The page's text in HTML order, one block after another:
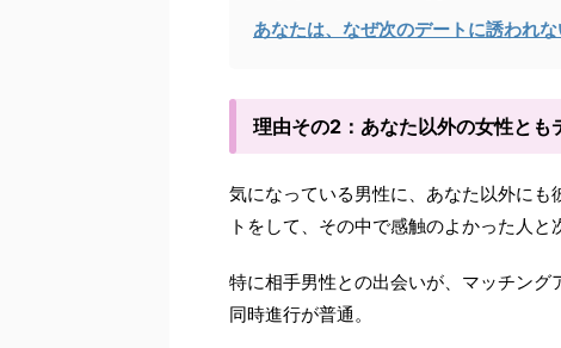
あなたは、なぜ次のデートに誘われな
理由その2：あなた以外の女性とも
気になっている男性に、あなた以外に
トをして、その中で感触のよかった人
特に相手男性との出会いが、マッチング
同時進行が普通。